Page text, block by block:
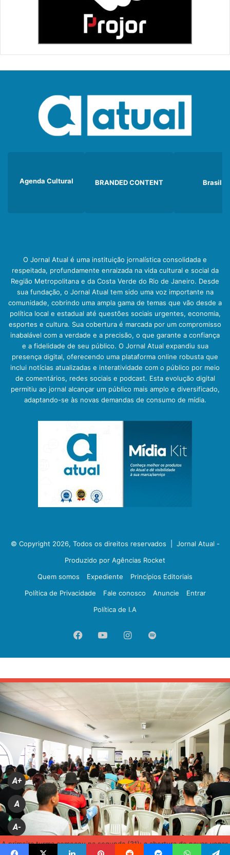
Agenda Cultural BRANDED CONTENT Brasil
O Jornal Atual é uma instituição jornalística consolidada e
respeitada, profundamente enraizada na vida cultural e social da
Região Metropolitana e da Costa Verde do Rio de Janeiro. Desde
sua fundação, o Jornal Atual tem sido uma voz importante na
comunidade, cobrindo uma ampla gama de temas que vão desde a
política local e estadual até questões sociais urgentes, economia,
esportes e cultura. Sua cobertura é marcada por um compromisso
inabalável com a verdade e a precisão, o que garante a confiança
e a fidelidade de seu público. O Jornal Atual expandiu sua
presença digital, oferecendo uma plataforma online robusta que
inclui notícias atualizadas e interatividade com o público por meio
de comentários, redes sociais e podcast. Esta evolução digital
permitiu ao jornal alcançar um público mais amplo e diversificado,
adaptando-se às novas demandas de consumo de mídia.
© Copyright 2026, Todos os direitos reservados | Jornal Atual -
Produzido por Agências Rocket
Quem somos
Expediente
Princípios Editoriais
Política de Privacidade
Fale conosco Anuncie
Entrar
Política de I.A
FacebookYouTubeInstagram
Spotify
A+
A
A-
A primeira turma começou na segunda (31); a abertura de novas vagas